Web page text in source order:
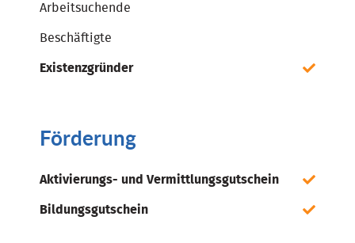
Arbeitsuchende
Beschäftigte
Existenzgründer
Förderung
Aktivierungs- und Vermittlungsgutschein
Bildungsgutschein